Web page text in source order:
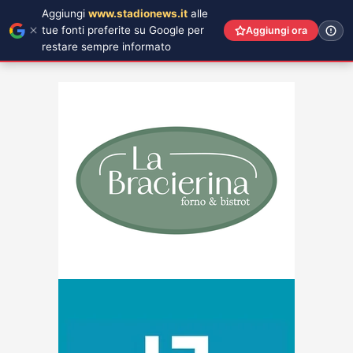
Aggiungi www.stadionews.it alle
tue fonti preferite su Google per
restare sempre informato
Aggiungi ora